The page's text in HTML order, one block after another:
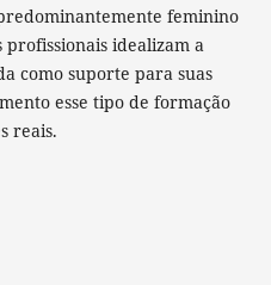
feminino
idealizam a
como suporte para suas
esse tipo de formação
reais.